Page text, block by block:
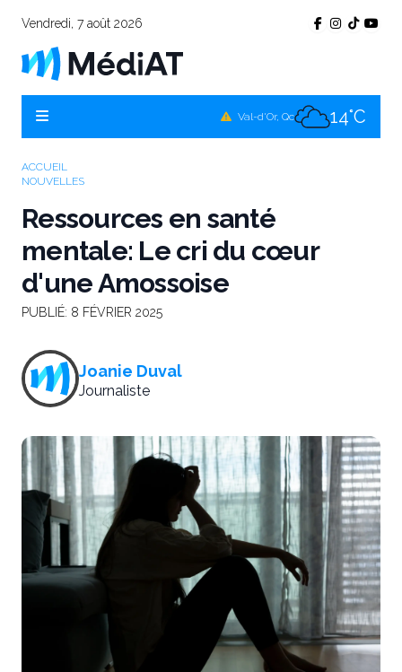
Vendredi, 7 août 2026
Val-d'Or, Qc 14°C
ACCUEIL
NOUVELLES
Ressources en santé
mentale: Le cri du cœur
d'une Amossoise
PUBLIÉ: 8 FÉVRIER 2025
Joanie Duval
Journaliste